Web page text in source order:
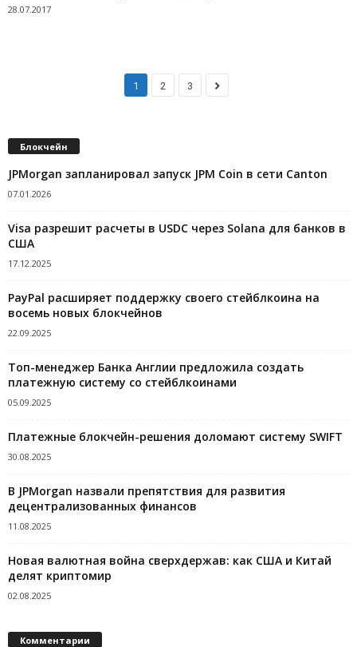
28.07.2017
1 2 3
Блокчейн
JPMorgan запланировал запуск JPM Coin в сети Canton
07.01.2026
Visa разрешит расчеты в USDC через Solana для банков в
США
17.12.2025
PayPal расширяет поддержку своего стейблкоина на
восемь новых блокчейнов
22.09.2025
Топ-менеджер Банка Англии предложила создать
платежную систему со стейблкоинами
05.09.2025
Платежные блокчейн-решения доломают систему SWIFT
30.08.2025
В JPMorgan назвали препятствия для развития
децентрализованных финансов
11.08.2025
Новая валютная война сверхдержав: как США и Китай
делят криптомир
02.08.2025
Комментарии